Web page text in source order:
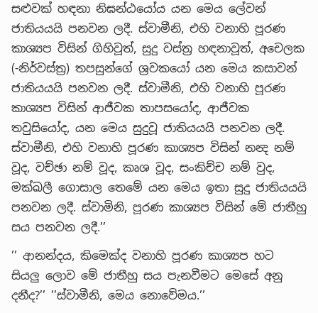
සළුවක් හඳනා නිඝන්ඨයෝය යන මෙය ලේවන්
ජාතියයයි පනවන ලදී. ස්වාමීනි, එහි වනාහි පූරණ
කාශ්‍යප විසින් ගිහිවූත්, සුදු වස්ත්‍ර හඳනාවූත්, අචෙලක
(-නිර්වස්ත්‍ර) තපසුන්ගේ ශ්‍රවකයෝ යන මෙය කසාවන්
ජාතියයයි පනවන ලදී. ස්වාමීනි, එහි වනාහි පූරණ
කාශ්‍යප විසින් ආජීවක තාපසයෝද, ආජීවක
තවුසියෝද, යන මෙය සුදුවූ ජාතියයයි පනවන ලදී.
ස්වාමීනි, එහි වනාහි පූරණ කාශ්‍යප විසින් නන්‍ද නම්
වූද, වච්ඡා නම් වූද, කෘශ වූද, සංකිච්ච නම් වුද,
මක්ඛලී ගොසාල තෙමේ යන මෙය ඉතා සුදු ජාතියයයි
පනවන ලදී. ස්වාමිනි, පූරණ කාශ්‍යප විසින් මේ ජාතීහු
සය පනවන ලදී.’’
’’ ආනන්දය, කිමෙක්ද වනාහි පූරණ කාශ්‍යප හට
සියලු ලොව මේ ජාතීහු සය පැනවීමට මෙසේ අනු
දනීද?’’ ’’ස්වාමීනි, මෙය නොවේමය.’’